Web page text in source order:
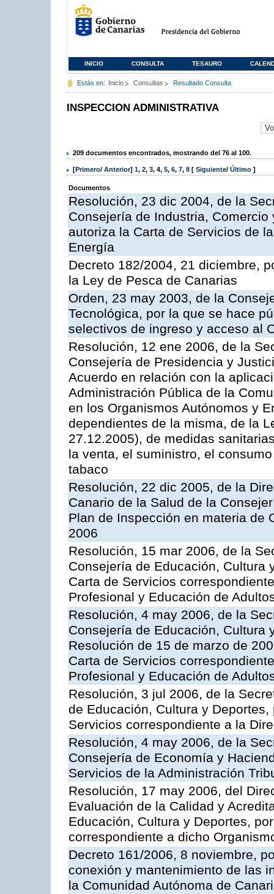
INICIO CONSULTA TESAURO
Estás en: Inicio Consultas Resultado Consulta
INSPECCION ADMINISTRATIVA
209 documentos encontrados, mostrando del 76 al 100.
[Primero/ Anterior] 1, 2, 3, 4, 5, 6, 7, 8 [ Siguiente/ Último ]
Documentos
Resolución, 23 dic 2004, de la
Consejería de Industria,
autoriza la Carta de Servicios de
Energía
Decreto 182/2004, 21 diciembre,
la Ley de Pesca de Canarias
Orden, 23 may 2003, de la
Tecnológica, por la que se hace
selectivos de ingreso y acceso al
Resolución, 12 ene 2006, de la
Consejería de Presidencia y
Acuerdo en relación con la
Administración Pública de la
en los Organismos Autónomos y
dependientes de la misma, de la
27.12.2005), de medidas
la venta, el suministro, el
tabaco
Resolución, 22 dic 2005, de la
Canario de la Salud de la
Plan de Inspección en materia de
2006
Resolución, 15 mar 2006, de la
Consejería de Educación, Cultura
Carta de Servicios
Profesional y Educación de
Resolución, 4 may 2006, de la
Consejería de Educación, Cultura
Resolución de 15 de marzo de
Carta de Servicios
Profesional y Educación de
Resolución, 3 jul 2006, de la
de Educación, Cultura y
Servicios correspondiente a la
Resolución, 4 may 2006, de la
Consejería de Economía y
Servicios de la Administración
Resolución, 17 may 2006, del
Evaluación de la Calidad y
Educación, Cultura y Deportes,
correspondiente a dicho
Decreto 161/2006, 8 noviembre,
conexión y mantenimiento de las
la Comunidad Autónoma de